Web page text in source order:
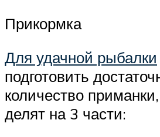
Прикормка
Для удачной рыбалки
подготовить
количество
делят на 3 части: